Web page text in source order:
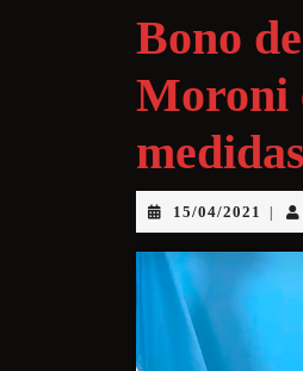
Bono
Moroni
medidas
15/04/2021